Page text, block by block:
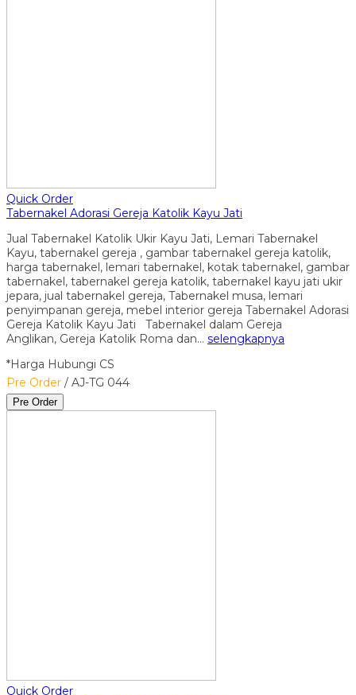
Quick Order
Tabernakel Adorasi Gereja Katolik Kayu Jati
Jual Tabernakel Katolik Ukir Kayu Jati, Lemari Tabernakel
Kayu, tabernakel gereja , gambar tabernakel gereja katolik,
harga tabernakel, lemari tabernakel, kotak tabernakel, gambar
tabernakel, tabernakel gereja katolik, tabernakel kayu jati ukir
jepara, jual tabernakel gereja, Tabernakel musa, lemari
penyimpanan gereja, mebel interior gereja Tabernakel Adorasi
Gereja Katolik Kayu Jati Tabernakel dalam Gereja
Anglikan, Gereja Katolik Roma dan… selengkapnya
*Harga Hubungi CS
Pre Order / AJ-TG 044
Pre Order
Quick Order